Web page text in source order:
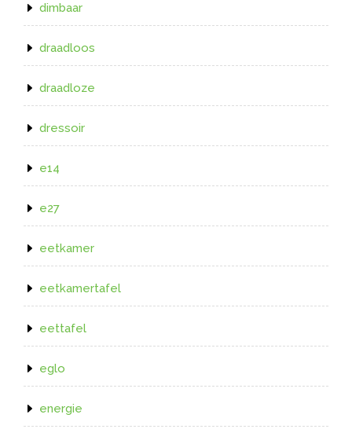
dimbaar
draadloos
draadloze
dressoir
e14
e27
eetkamer
eetkamertafel
eettafel
eglo
energie